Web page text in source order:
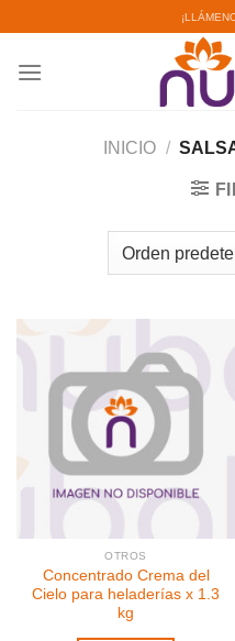
contenido
INICIO /
OTROS
Concentrado Crema del
Cielo para heladerías x 1.3
kg